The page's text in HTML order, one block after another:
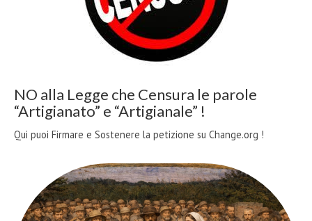
NO alla Legge che Censura le parole
“Artigianato” e “Artigianale” !
Qui puoi Firmare e Sostenere la petizione su Change.org !